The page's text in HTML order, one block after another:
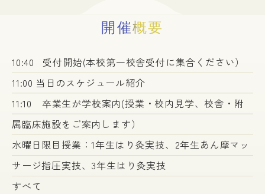
開催概要
10:40 受付開始(本校第一校舎受付に集合ください）
11:00 当日のスケジュール紹介
11:10 卒業生が学校案内(授業・校内見学、校舎・附
属臨床施設をご案内します）
水曜日限目授業：1年生はり灸実技、2年生あん摩マッ
サージ指圧実技、3年生はり灸実技
すべて